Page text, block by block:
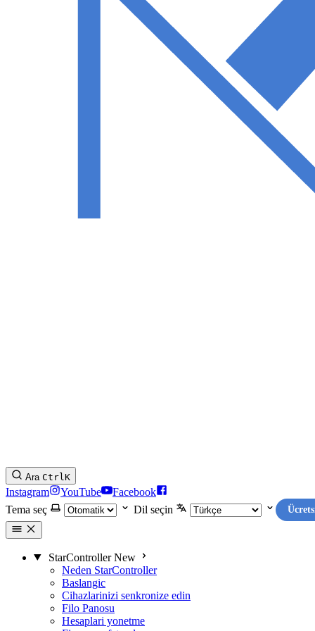
Ara CtrlK
Instagram YouTube
Facebook
Tema seç
Dil seçin
StarController New
Neden StarController
Baslangic
Cihazlarinizi senkronize edin
Filo Panosu
Hesaplari yonetme